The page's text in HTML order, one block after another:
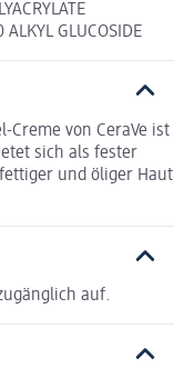
ALKYL GLUCOSIDE
Creme von CeraVe ist
sich als fester
und öliger Haut
auf.